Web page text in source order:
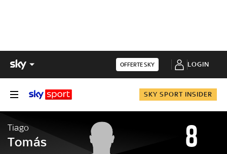
OFFERTE SKY LOGIN
SKY SPORT INSIDER
Tiago
Tomás 8